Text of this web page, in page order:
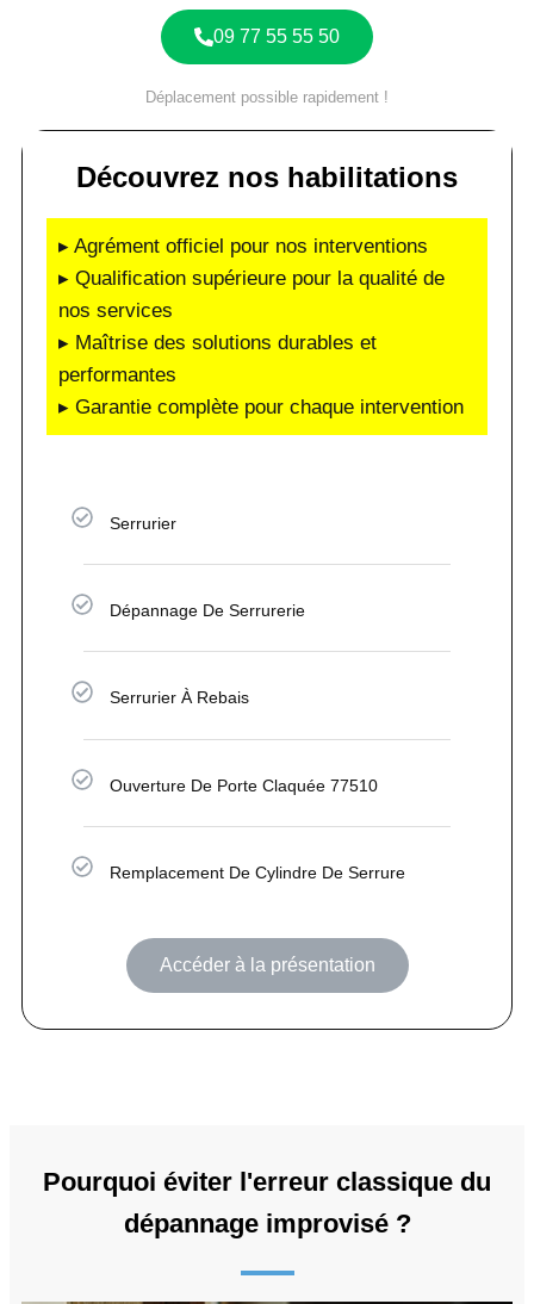
09 77 55 55 50
Déplacement possible rapidement !
Découvrez nos habilitations
▸ Agrément officiel pour nos interventions
▸ Qualification supérieure pour la qualité de
nos services
▸ Maîtrise des solutions durables et
performantes
▸ Garantie complète pour chaque intervention
Serrurier
Dépannage De Serrurerie
Serrurier À Rebais
Ouverture De Porte Claquée 77510
Remplacement De Cylindre De Serrure
Accéder à la présentation
Pourquoi éviter l'erreur classique du
dépannage improvisé ?